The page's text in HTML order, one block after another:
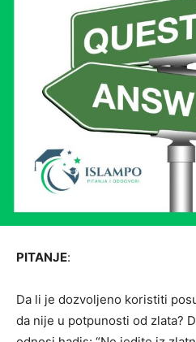
PITANJE:
Da li je dozvoljeno koristiti
da nije u potpunosti od zlata?